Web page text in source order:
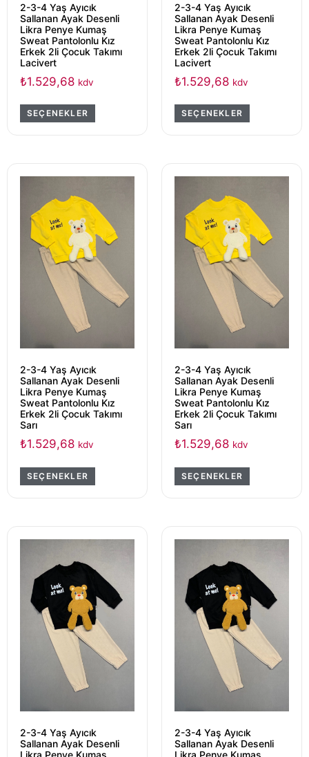
2-3-4 Yaş Ayıcık
Sallanan Ayak Desenli
Likra Penye Kumaş
Sweat Pantolonlu Kız
Erkek 2li Çocuk Takımı
Lacivert
₺1.529,68 kdv
SEÇENEKLER
2-3-4 Yaş Ayıcık
Sallanan Ayak Desenli
Likra Penye Kumaş
Sweat Pantolonlu Kız
Erkek 2li Çocuk Takımı
Lacivert
₺1.529,68 kdv
SEÇENEKLER
2-3-4 Yaş Ayıcık
Sallanan Ayak Desenli
Likra Penye Kumaş
Sweat Pantolonlu Kız
Erkek 2li Çocuk Takımı
Sarı
₺1.529,68 kdv
SEÇENEKLER
2-3-4 Yaş Ayıcık
Sallanan Ayak Desenli
Likra Penye Kumaş
Sweat Pantolonlu Kız
Erkek 2li Çocuk Takımı
Sarı
₺1.529,68 kdv
SEÇENEKLER
2-3-4 Yaş Ayıcık
Sallanan Ayak Desenli
Likra Penye Kumaş
2-3-4 Yaş Ayıcık
Sallanan Ayak Desenli
Likra Penye Kumaş